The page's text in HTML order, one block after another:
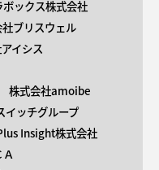
ボックス株式会社
ブリスウェル
イシス
株式会社amoibe
イッチグループ
Insight株式会社